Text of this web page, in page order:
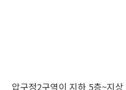
압구정2구역이 지하 5층~지